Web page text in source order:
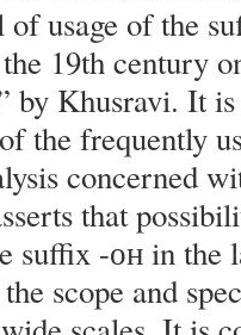
of usage of the
19th century
by Khusravi. It
the frequently
concerned
that
suffix -он in the
scope and